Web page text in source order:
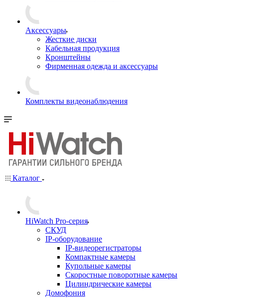
Аксессуары
Жесткие диски
Кабельная продукция
Кронштейны
Фирменная одежда и аксессуары
Комплекты видеонаблюдения
Каталог
HiWatch Pro-серия
CКУД
IP-оборудование
IP-видеорегистраторы
Компактные камеры
Купольные камеры
Скоростные поворотные камеры
Цилиндрические камеры
Домофония